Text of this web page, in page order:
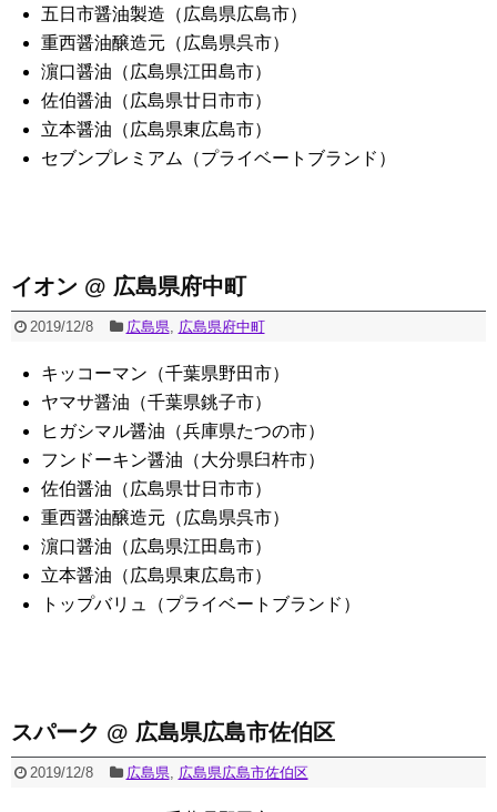
五日市醤油製造（広島県広島市）
重西醤油醸造元（広島県呉市）
濵口醤油（広島県江田島市）
佐伯醤油（広島県廿日市市）
立本醤油（広島県東広島市）
セブンプレミアム（プライベートブランド）
イオン @ 広島県府中町
2019/12/8 広島県, 広島県府中町
キッコーマン（千葉県野田市）
ヤマサ醤油（千葉県銚子市）
ヒガシマル醤油（兵庫県たつの市）
フンドーキン醤油（大分県臼杵市）
佐伯醤油（広島県廿日市市）
重西醤油醸造元（広島県呉市）
濵口醤油（広島県江田島市）
立本醤油（広島県東広島市）
トップバリュ（プライベートブランド）
スパーク @ 広島県広島市佐伯区
2019/12/8 広島県, 広島県広島市佐伯区